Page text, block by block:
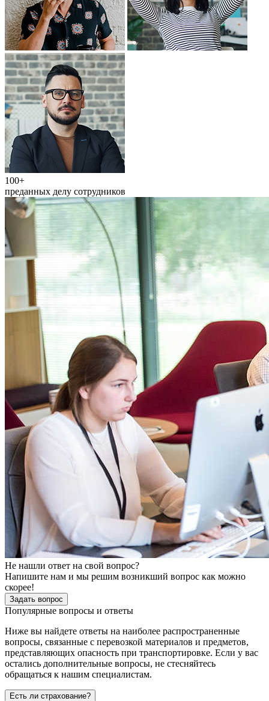
100+
преданных делу сотрудников
Не нашли ответ на свой вопрос?
Напишите нам и мы решим возникший вопрос как можно
скорее!
Задать вопрос
Популярные вопросы и ответы
Ниже вы найдете ответы на наиболее распространенные
вопросы, связанные с перевозкой материалов и предметов,
представляющих опасность при транспортировке. Если у вас
остались дополнительные вопросы, не стесняйтесь
обращаться к нашим специалистам.
Есть ли страхование?